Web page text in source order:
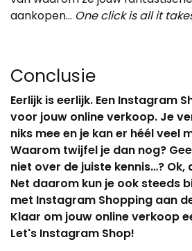
aankopen… One click is all it
Conclusie
Eerlijk is eerlijk. Een Instagram
voor jouw online verkoop. Je
niks mee en je kan er héél veel
Waarom twijfel je dan nog?
niet over de juiste kennis…?
Net daarom kun je ook steeds
met Instagram Shopping aan
Klaar om jouw online verkoop
Let's Instagram Shop!